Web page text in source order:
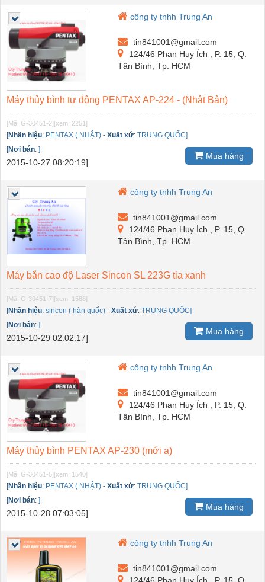
công ty tnhh Trung An
tin841001@gmail.com
124/46 Phan Huy Ích , P. 15, Q.
Tân Bình, Tp. HCM
Máy thủy bình tự động PENTAX AP-224 - (Nhât Bản)
[Mã: G-30451-2] [xem: 2251]
[Nhãn hiệu: PENTAX ( NHẬT) - Xuất xứ: TRUNG QUỐC]
[Nơi bán: ]
2015-10-27 08:20:19]
Mua hàng
công ty tnhh Trung An
tin841001@gmail.com
124/46 Phan Huy Ích , P. 15, Q.
Tân Bình, Tp. HCM
Máy bắn cao độ Laser Sincon SL 223G tia xanh
[Mã: G-30451-7] [xem: 1588]
[Nhãn hiệu: sincon ( hàn quốc) - Xuất xứ: TRUNG QUỐC]
[Nơi bán: ]
2015-10-29 02:02:17]
Mua hàng
công ty tnhh Trung An
tin841001@gmail.com
124/46 Phan Huy Ích , P. 15, Q.
Tân Bình, Tp. HCM
Máy thủy bình PENTAX AP-230 (mới a)
[Mã: G-30451-5] [xem: 1540]
[Nhãn hiệu: PENTAX ( NHẬT) - Xuất xứ: TRUNG QUỐC]
[Nơi bán: ]
2015-10-28 07:03:05]
Mua hàng
công ty tnhh Trung An
tin841001@gmail.com